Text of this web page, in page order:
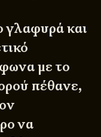
γλαφυρά και
με το
πέθανε,
να